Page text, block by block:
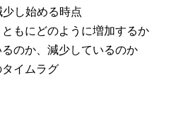
少し始める時点
もにどのように増加するか
のか、減少しているのか
タイムラグ